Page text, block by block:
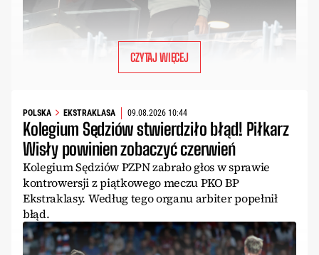
CZYTAJ WIĘCEJ
POLSKA EKSTRAKLASA 09.08.2026 10:44
Kolegium Sędziów stwierdziło błąd! Piłkarz
Wisły powinien zobaczyć czerwień
Kolegium Sędziów PZPN zabrało głos w sprawie
kontrowersji z piątkowego meczu PKO BP
Ekstraklasy. Według tego organu arbiter popełnił
błąd.